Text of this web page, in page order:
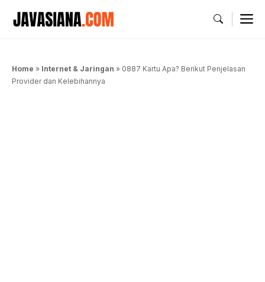
Home » Internet & Jaringan » 0887 Kartu Apa? Berikut Penjelasan
Provider dan Kelebihannya